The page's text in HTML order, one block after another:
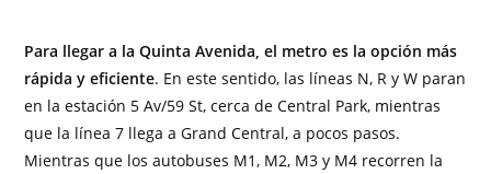
Para llegar a la Quinta Avenida, el metro es la opción más
rápida y eficiente. En este sentido, las líneas N, R y W paran
en la estación 5 Av/59 St, cerca de Central Park, mientras
que la línea 7 llega a Grand Central, a pocos pasos.
Mientras que los autobuses M1, M2, M3 y M4 recorren la